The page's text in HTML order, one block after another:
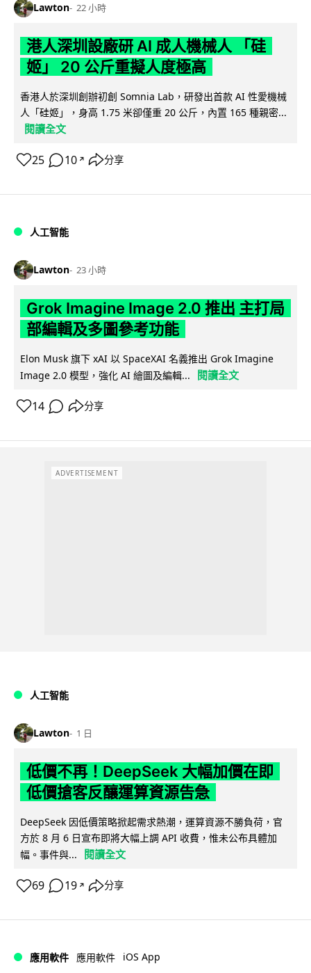
Lawton 22 小時
港人深圳設廠研 AI 成人機械人 「硅
姬」 20 公斤重擬人度極高
香港人於深圳創辦初創 Somnia Lab，研發出首款 AI 性愛機械
人「硅姬」，身高 1.75 米卻僅重 20 公斤，內置 165 種親密...
閱讀全文
25 10 ↗ 分享
人工智能
Lawton 23 小時
Grok Imagine Image 2.0 推出 主打局
部編輯及多圖參考功能
Elon Musk 旗下 xAI 以 SpaceXAI 名義推出 Grok Imagine
Image 2.0 模型，強化 AI 繪圖及編輯...
閱讀全文
14 分享
ADVERTISEMENT
人工智能
Lawton 1 日
低價不再！DeepSeek 大幅加價在即
低價搶客反釀運算資源告急
DeepSeek 因低價策略掀起需求熱潮，運算資源不勝負荷，官
方於 8 月 6 日宣布即將大幅上調 API 收費，惟未公布具體加
幅。事件與...
閱讀全文
69 19 ↗ 分享
應用軟件 應用軟件 iOS App